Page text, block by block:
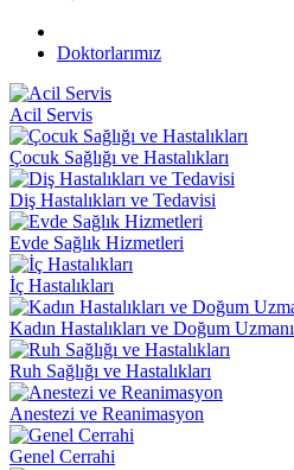
Doktorlarımız
Acil Servis
Çocuk Sağlığı ve Hastalıkları
Diş Hastalıkları ve Tedavisi
Evde Sağlık Hizmetleri
İç Hastalıkları
Kadın Hastalıkları ve Doğum Uzmanı
Ruh Sağlığı ve Hastalıkları
Anestezi ve Reanimasyon
Genel Cerrahi